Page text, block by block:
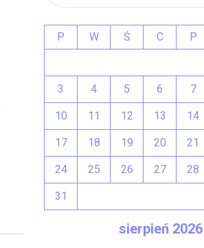
sierpień 2026
P W Ś C P
3 4 5 6 7
10 11 12 13 14
17 18 19 20 21
24 25 26 27 28
31